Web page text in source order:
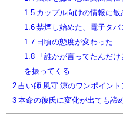
1.5カップル向けの情報に敏
1.6禁煙し始めた、電子タバ
1.7日頃の態度が変わった
1.8「誰かが言ってたんだけ
を振ってくる
2 占い師 風守 涼のワンポイント
3 本命の彼氏に変化が出ても諦